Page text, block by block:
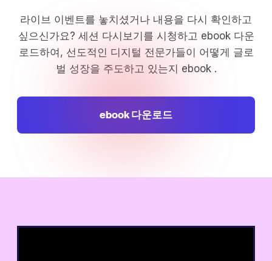
라이브 이벤트를 놓치셨거나 내용을 다시 확인하고
싶으신가요? 세션 다시보기를 시청하고 ebook 다운
로드하여, 선도적인 디지털 전문가들이 어떻게 글로
벌 성장을 주도하고 있는지 ebook .
ebook 다운로드